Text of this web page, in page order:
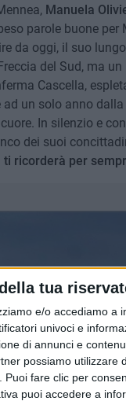
tua
e/o accediamo a
univoci e
di annunci e
possiamo utilizzare
Puoi fare clic per
puoi accedere a
Manuela
parole buone per
da oggi, il suo
del Sud, ma
Cascella,
un solo anno
In silenzio e
dei suoi
ti ricorderà per